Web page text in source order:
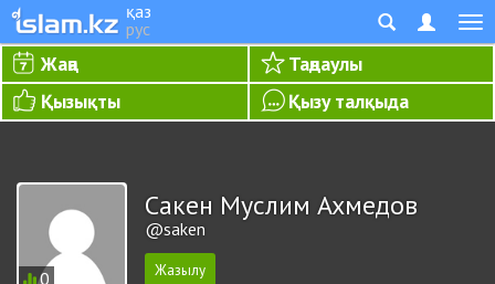
қаз
рус
Жаңа
Таңдаулы
Қызықты
Қызу талқыда
0
Сакен Муслим Ахмедов
@saken